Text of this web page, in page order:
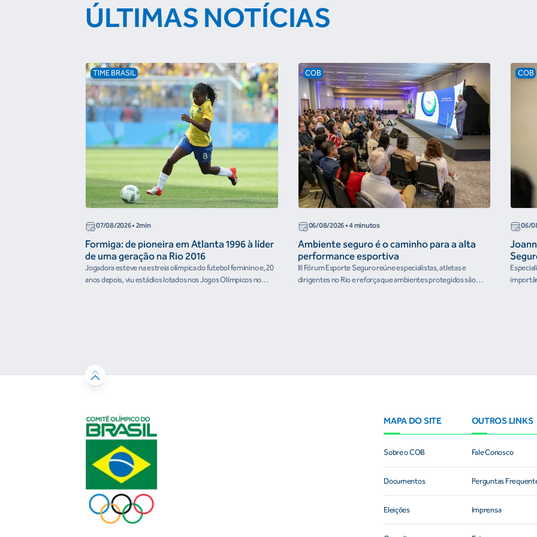
ÚLTIMAS NOTÍCIAS
TIME BRASIL
07/08/2026• 2min
Formiga: de pioneira em Atlanta 1996 à líder
de uma geração na Rio 2016
Jogadora esteve na estreia olímpica do futebol feminino e, 20
anos depois, viu estádios lotados nos Jogos Olímpicos no
COB
06/08/2026• 4 minutos
Ambiente seguro é o caminho para a alta
performance esportiva
III Fórum Esporte Seguro reúne especialistas, atletas e
dirigentes no Rio e reforça que ambientes protegidos são
COB
06/
MAPA DO SITE
Sobre o COB
Documentos
Eleições
OUTROS LINKS
Fale Conosco
Perguntas
Imprensa